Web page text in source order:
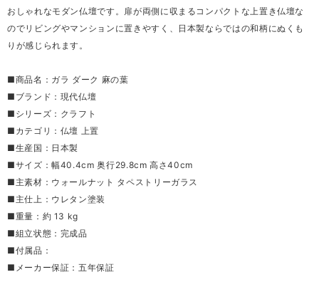
おしゃれなモダン仏壇です。扉が両側に収まるコンパクトな上置き仏壇な
のでリビングやマンションに置きやすく、日本製ならではの和柄にぬくも
りが感じられます。
■商品名：ガラ ダーク 麻の葉
■ブランド：現代仏壇
■シリーズ：クラフト
■カテゴリ：仏壇 上置
■生産国：日本製
■サイズ：幅40.4cm 奥行29.8cm 高さ40cm
■主素材：ウォールナット タペストリーガラス
■主仕上：ウレタン塗装
■重量：約 13 kg
■組立状態：完成品
■付属品：
■メーカー保証：五年保証